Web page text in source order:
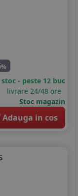
%
- peste 12 buc
livrare 24/48 ore
Stoc magazin
Adauga in cos